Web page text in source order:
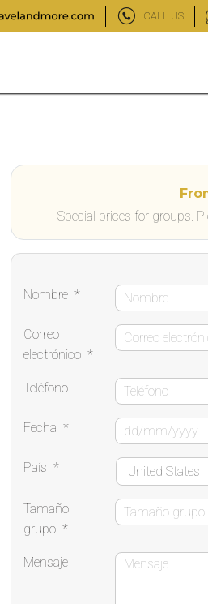
CALL US
Special prices for groups.
Nombre *
Correo
electrónico *
Teléfono
Fecha *
País *
Tamaño
grupo *
Mensaje